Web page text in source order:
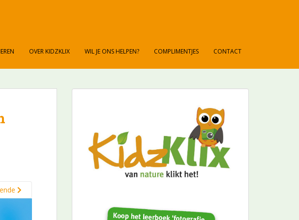
OVER KIDZKLIX WIL JE ONS HELPEN? COMPLIMENTJES CONTACT